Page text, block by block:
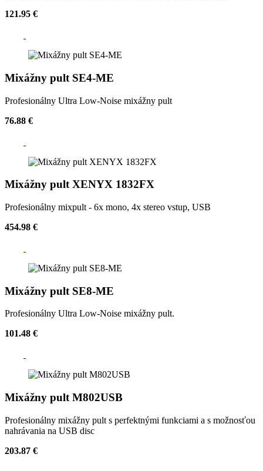
121.95 €
Mixážny pult SE4-ME
Profesionálny Ultra Low-Noise mixážny pult
76.88 €
Mixážny pult XENYX 1832FX
Profesionálny mixpult - 6x mono, 4x stereo vstup, USB
454.98 €
Mixážny pult SE8-ME
Profesionálny Ultra Low-Noise mixážny pult.
101.48 €
Mixážny pult M802USB
Profesionálny mixážny pult s perfektnými funkciami a s možnosťou
nahrávania na USB disc
203.87 €